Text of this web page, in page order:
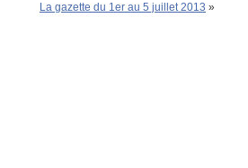
La gazette du 1er au 5 juillet 2013 »